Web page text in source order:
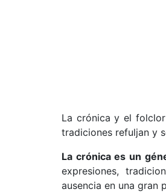
La crónica y el
tradiciones refuljan y
La crónica es un
expresiones,
ausencia en una